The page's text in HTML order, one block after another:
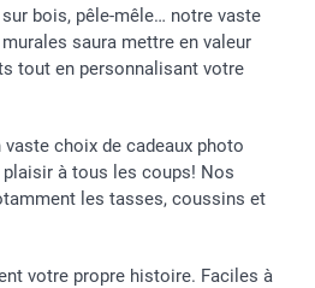
bois, pêle-mêle… notre vaste
saura mettre en valeur
tout en personnalisant votre
choix de cadeaux photo
à tous les coups! Nos
les tasses, coussins et
votre propre histoire. Faciles à